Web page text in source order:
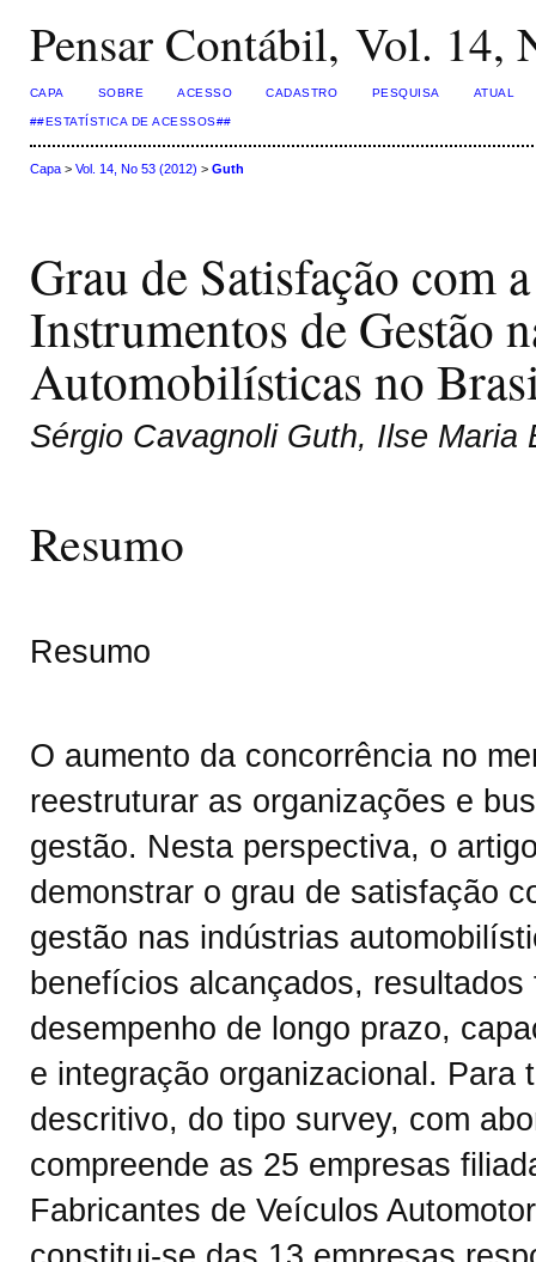
Pensar Contábil, Vol. 14,
CAPA SOBRE ACESSO CADASTRO PESQUISA ATUAL
##ESTATÍSTICA DE ACESSOS##
Capa> Vol. 14, No 53 (2012) > Guth
Grau de Satisfação com
Instrumentos de Gestão
Automobilísticas no
Sérgio Cavagnoli Guth, Ilse Maria
Resumo
Resumo
O aumento da concorrência no
reestruturar as organizações e
gestão. Nesta perspectiva, o
demonstrar o grau de satisfação
gestão nas indústrias
benefícios alcançados,
desempenho de longo prazo,
e integração organizacional. Para
descritivo, do tipo survey, com
compreende as 25 empresas
Fabricantes de Veículos